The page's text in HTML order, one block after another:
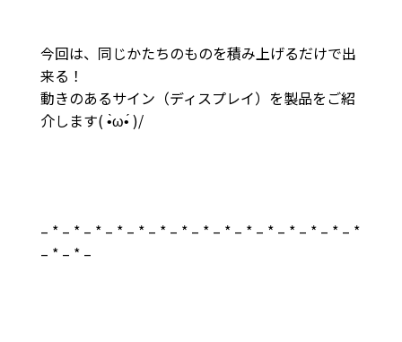
今回は、同じかたちのものを積み上げるだけで出
来る！
動きのあるサイン（ディスプレイ）を製品をご紹
介します( •̀ω•́ )/
– * – * – * – * – * – * – * – * – * – * – * – * – * – * – *
– * – * –